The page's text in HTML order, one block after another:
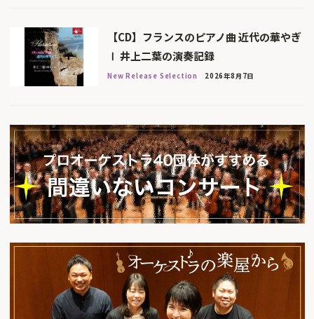
【CD】フランスのピアノ曲 近代の華やぎ
Ⅰ 井上二葉の演奏記録
New Release Selection 2026年8月7日